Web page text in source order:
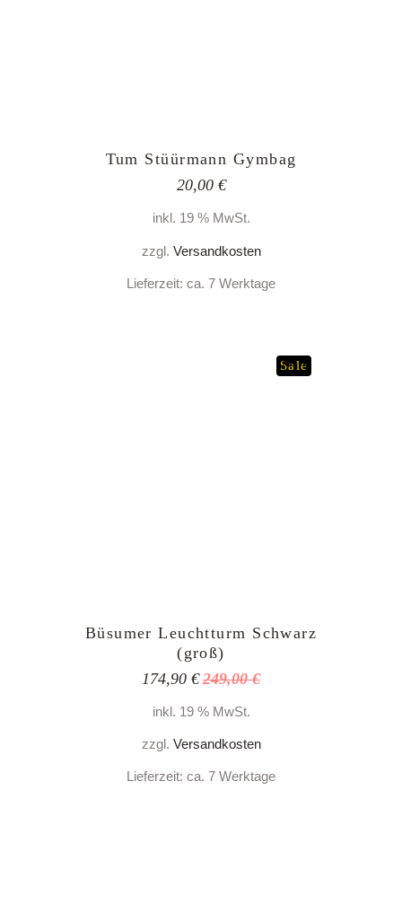
Tum Stüürmann Gymbag
20,00 €
inkl. 19 % MwSt.
zzgl. Versandkosten
Lieferzeit: ca. 7 Werktage
Sale
Sold
Büsumer Leuchtturm Schwarz
(groß)
249,00€
Ursprünglicher
Preis
war:
249,00 €
174,90 € Aktueller
Preis
ist:
174,90 €.
inkl. 19 % MwSt.
zzgl. Versandkosten
Lieferzeit: ca. 7 Werktage